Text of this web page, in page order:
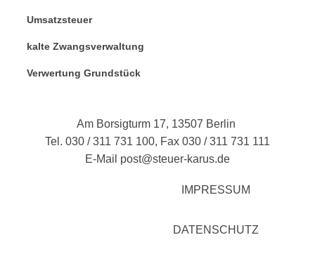
Umsatzsteuer
kalte Zwangsverwaltung
Verwertung Grundstück
Am Borsigturm 17, 13507 Berlin
Tel. 030 / 311 731 100, Fax 030 / 311 731 111
E-Mail post@steuer-karus.de
IMPRESSUM
DATENSCHUTZ